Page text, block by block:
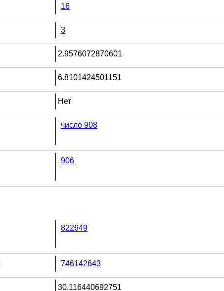
16
3
2.9576072870601
6.8101424501151
Нет
число 908
906
822649
746142643
30.116440692751